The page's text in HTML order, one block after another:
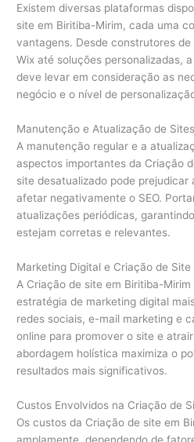
Existem diversas plataformas
site em Biritiba-Mirim, cada uma
vantagens. Desde construtores de
Wix até soluções personalizadas,
deve levar em consideração as
negócio e o nível de
Manutenção e Atualização de Sites
A manutenção regular e a
aspectos importantes da Criação
site desatualizado pode prejudicar
afetar negativamente o SEO.
atualizações periódicas,
estejam corretas e relevantes.
Marketing Digital e Criação de Site
A Criação de site em Biritiba-
estratégia de marketing digital
redes sociais, e-mail marketing e
online para promover o site e
abordagem holística maximiza o
resultados mais significativos.
Custos Envolvidos na Criação de
Os custos da Criação de site em
amplamente, dependendo de